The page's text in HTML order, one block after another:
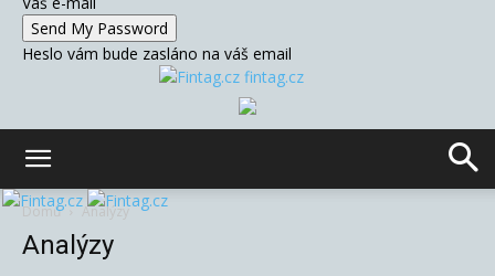
Heslo vám bude zasláno na váš email
fintag.cz
Domů Analýzy
Analýzy